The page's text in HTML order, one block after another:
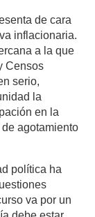
de cara
inflacionaria.
a la que
Censos
serio,
la
en la
agotamiento
política ha
va por un